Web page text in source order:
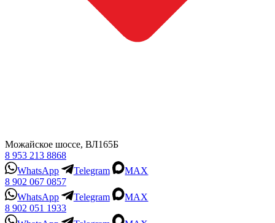
Можайское шоссе, ВЛ165Б
8 953 213 8868
WhatsApp
Telegram
MAX
8 902 067 0857
WhatsApp
Telegram
MAX
8 902 051 1933